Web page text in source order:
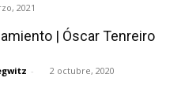
2021
| Óscar Tenreiro
- 2 octubre, 2020